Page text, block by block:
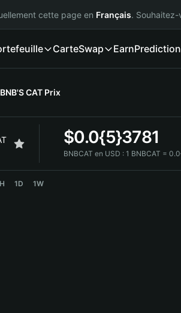
cette page en Français. Souhaitez-
CarteSwap Earn
BNB'S CAT Prix
$0.0{5}3781
BNBCAT en USD : 1 BNBCAT =
1D 1W